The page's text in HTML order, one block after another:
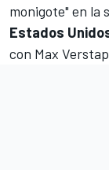
monigote" en la
Estados
con Max